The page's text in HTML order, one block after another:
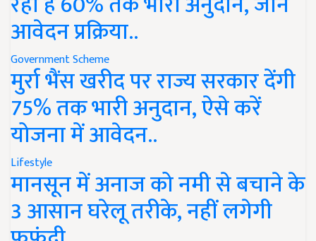
आवेदन प्रक्रिया..
Government Scheme
मुर्रा भैंस खरीद पर राज्य सरकार देंगी
75% तक भारी अनुदान, ऐसे करें
योजना में आवेदन..
Lifestyle
मानसून में अनाज को नमी से बचाने के
3 आसान घरेलू तरीके, नहीं लगेगी